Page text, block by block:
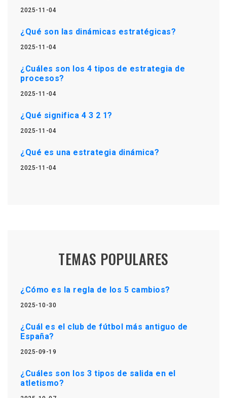
2025-11-04
¿Qué son las dinámicas estratégicas?
2025-11-04
¿Cuáles son los 4 tipos de estrategia de
procesos?
2025-11-04
¿Qué significa 4 3 2 1?
2025-11-04
¿Qué es una estrategia dinámica?
2025-11-04
TEMAS POPULARES
¿Cómo es la regla de los 5 cambios?
2025-10-30
¿Cuál es el club de fútbol más antiguo de
España?
2025-09-19
¿Cuáles son los 3 tipos de salida en el
atletismo?